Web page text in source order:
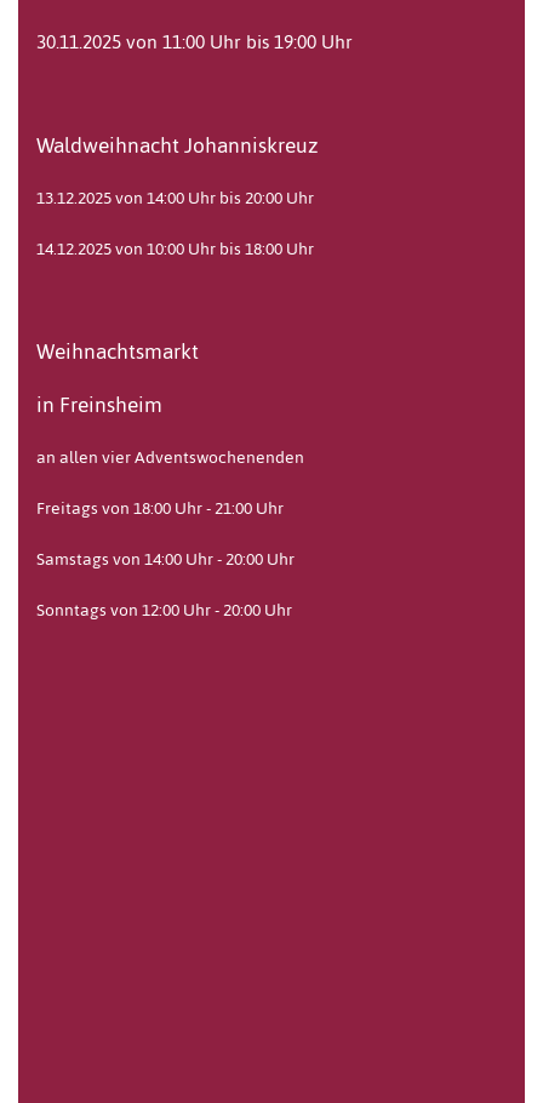
30.11.2025 von 11:00 Uhr bis 19:00 Uhr
Waldweihnacht Johanniskreuz
13.12.2025 von 14:00 Uhr bis 20:00 Uhr
14.12.2025 von 10:00 Uhr bis 18:00 Uhr
Weihnachtsmarkt
in Freinsheim
an allen vier Adventswochenenden
Freitags von 18:00 Uhr - 21:00 Uhr
Samstags von 14:00 Uhr - 20:00 Uhr
Sonntags von 12:00 Uhr - 20:00 Uhr